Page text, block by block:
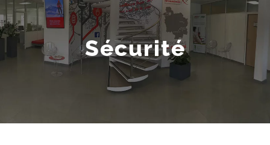
Sécurité